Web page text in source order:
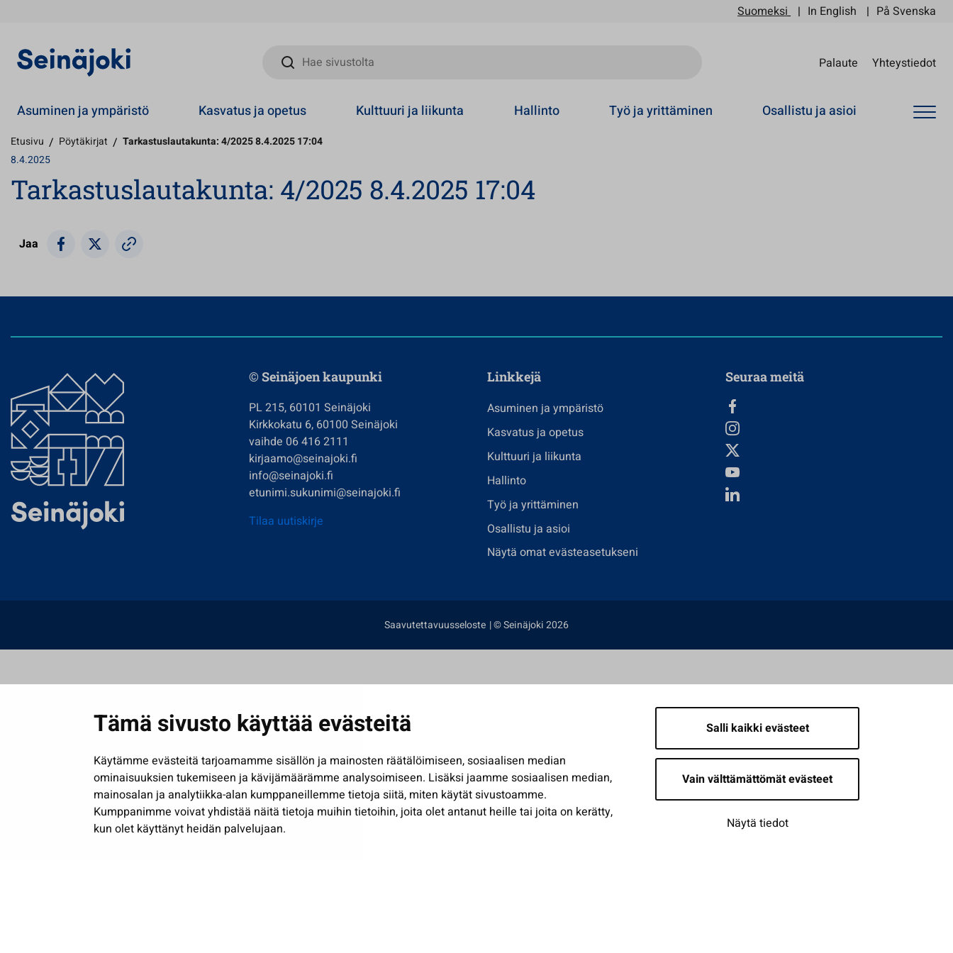
Tämä sivusto käyttää evästeitä
Käytämme evästeitä tarjoamamme sisällön ja mainosten räätälöimiseen, sosiaalisen median
ominaisuuksien tukemiseen ja kävijämäärämme analysoimiseen. Lisäksi jaamme sosiaalisen median,
mainosalan ja analytiikka-alan kumppaneillemme tietoja siitä, miten käytät sivustoamme.
Kumppanimme voivat yhdistää näitä tietoja muihin tietoihin, joita olet antanut heille tai joita on kerätty,
kun olet käyttänyt heidän palvelujaan.
Salli kaikki evästeet
Vain välttämättömät evästeet
Näytä tiedot
Suomeksi In English På Svenska
Hae sivustolta
Palaute Yhteystiedot
Asuminen ja ympäristö Kasvatus ja opetus Kulttuuri ja liikunta Hallinto Työ ja yrittäminen Osallistu ja asioi
Etusivu / Pöytäkirjat / Tarkastuslautakunta: 4/2025 8.4.2025 17:04
8.4.2025
Tarkastuslautakunta: 4/2025 8.4.2025 17:04
Jaa
© Seinäjoen kaupunki
PL 215, 60101 Seinäjoki
Kirkkokatu 6, 60100 Seinäjoki
vaihde 06 416 2111
kirjaamo@seinajoki.fi
info@seinajoki.fi
etunimi.sukunimi@seinajoki.fi
Tilaa uutiskirje
Linkkejä
Asuminen ja ympäristö
Kasvatus ja opetus
Kulttuuri ja liikunta
Hallinto
Työ ja yrittäminen
Osallistu ja asioi
Näytä omat evästeasetukseni
Seuraa meitä
Saavutettavuusseloste | © Seinäjoki 2026